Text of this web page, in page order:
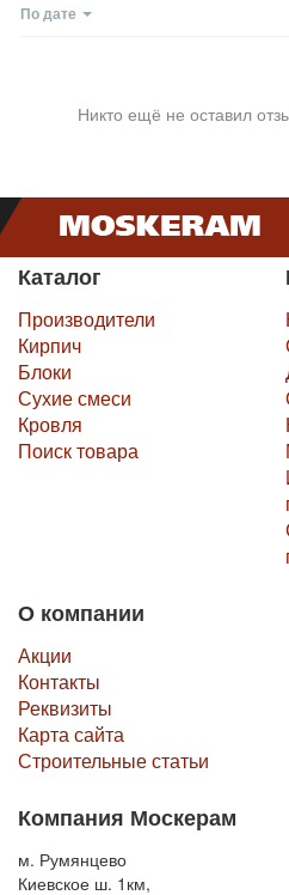
По дате
Никто ещё не оставил
Каталог
Производители
Кирпич
Блоки
Сухие смеси
Кровля
Поиск товара
О компании
Акции
Контакты
Реквизиты
Карта сайта
Строительные статьи
Компания Москерам
м. Румянцево
Киевское ш. 1км,